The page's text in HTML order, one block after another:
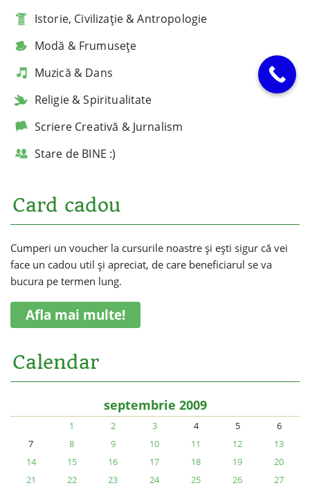
Istorie, Civilizație & Antropologie
Modă & Frumusețe
Muzică & Dans
Religie & Spiritualitate
Scriere Creativă & Jurnalism
Stare de BINE :)
Card cadou
Cumperi un voucher la cursurile noastre și ești sigur că vei
face un cadou util și apreciat, de care beneficiarul se va
bucura pe termen lung.
Afla mai multe!
Calendar
septembrie 2009
1 2 3 4 5
6
7
8 9 10 11 12
13
14
15 16 17 18 19
20
21
22 23 24 25 26
27